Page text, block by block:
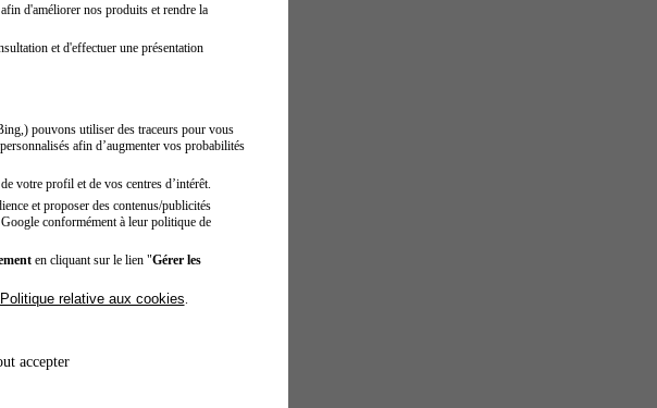
d'améliorer nos produits et rendre la
et d'effectuer une présentation
pouvons utiliser des traceurs pour vous
afin d’augmenter vos probabilités
votre profil et de vos centres d’intérêt.
et proposer des contenus/publicités
conformément à leur politique de
en cliquant sur le lien "Gérer les
Politique relative aux cookies
accepter